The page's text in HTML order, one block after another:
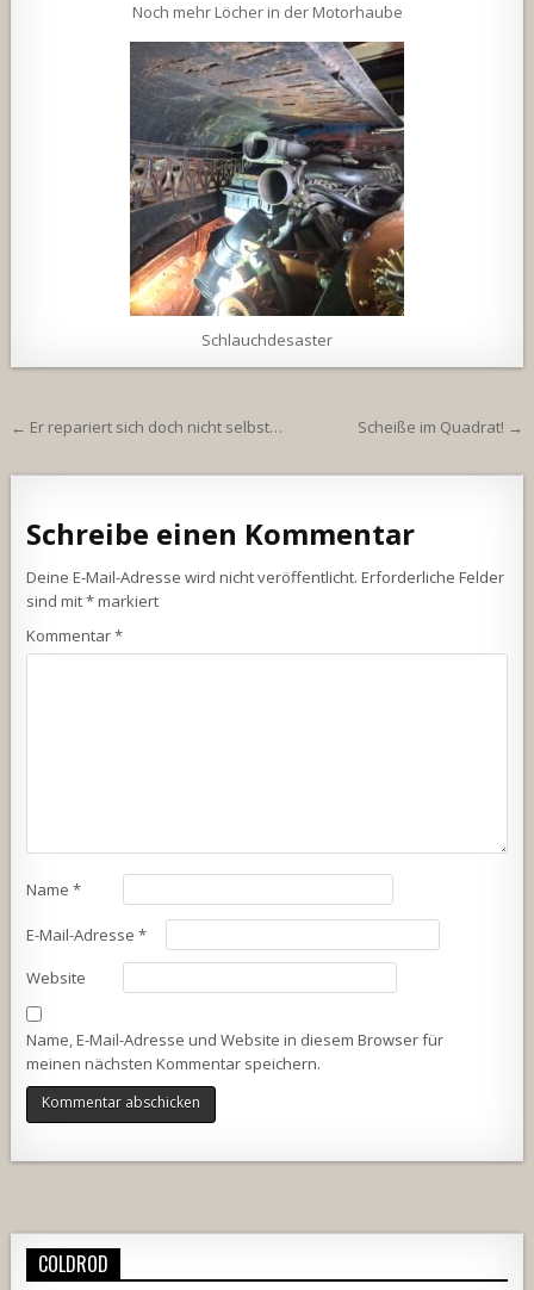
Noch mehr Löcher in der Motorhaube
Schlauchdesaster
Beitragsnavigation
← Er repariert sich doch nicht selbst… Scheiße im Quadrat! →
Schreibe einen Kommentar
Deine E-Mail-Adresse wird nicht veröffentlicht. Erforderliche Felder
sind mit*markiert
Kommentar*
Name*
E-Mail-Adresse*
Website
Name, E-Mail-Adresse und Website in diesem Browser für
meinen nächsten Kommentar speichern.
COLDROD